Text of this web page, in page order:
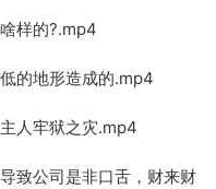
样的?.mp4
的地形造成的.mp4
人牢狱之灾.mp4
致公司是非口舌，财来财